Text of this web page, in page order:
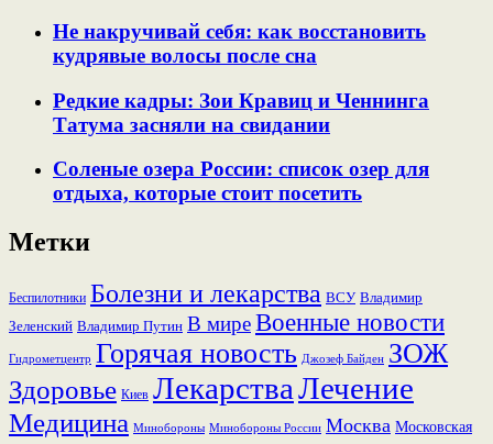
Не накручивай себя: как восстановить
кудрявые волосы после сна
Редкие кадры: Зои Кравиц и Ченнинга
Татума засняли на свидании
Соленые озера России: список озер для
отдыха, которые стоит посетить
Метки
Беспилотники Болезни и лекарства ВСУ Владимир
Зеленский Владимир Путин В миреВоенные новости
Гидрометцентр Горячая новость Джозеф Байден ЗОЖ
Здоровье Киев ЛекарстваЛечение
Медицина Минобороны Минобороны России Москва Московская